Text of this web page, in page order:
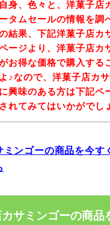
身、色々と、洋菓子店
タムセールの情報を調
結果、下記洋菓子店カ
ージより、洋菓子店カ
お得な価格で購入する
♪なので、洋菓子店カ
興味のある方は下記ペ
れてみてはいかがでし
ミンゴーの商品を今す
サミンゴーの商品